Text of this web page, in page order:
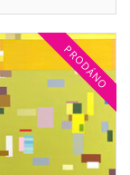
PRODÁNO